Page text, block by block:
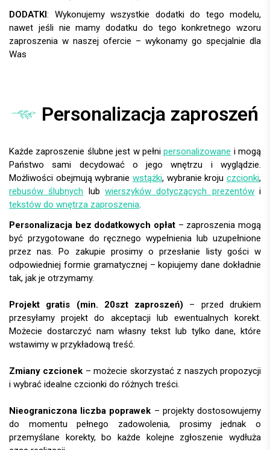
DODATKI:
Personalizacja zaproszeń
Każde zaproszenie ślubne jest w pełnipersonalizowane i mogą
Państwo sami decydować o jego wnętrzu i wyglądzie.
Możliwości obejmują wybranie wstążki, wybranie kroju czcionki,
rebusów ślubnych lubwierszyków dotyczących prezentówi
tekstów do wnętrza zaproszenia.
Personalizacja bez dodatkowych opłat – zaproszenia mogą
być przygotowane do ręcznego wypełnienia lub uzupełnione
przez nas. Po zakupie prosimy o przesłanie listy gości w
odpowiedniej formie gramatycznej – kopiujemy dane dokładnie
tak, jak je otrzymamy.
Projekt gratis (min. 20szt zaproszeń) – przed drukiem
przesyłamy projekt do akceptacji lub ewentualnych korekt.
Możecie dostarczyć nam własny tekst lub tylko dane, które
wstawimy w przykładową treść.
Zmiany czcionek – możecie skorzystać z naszych propozycji
i wybrać idealne czcionki do różnych treści.
Nieograniczona liczba poprawek – projekty dostosowujemy
do momentu pełnego zadowolenia, prosimy jednak o
przemyślane korekty, bo każde kolejne zgłoszenie wydłuża